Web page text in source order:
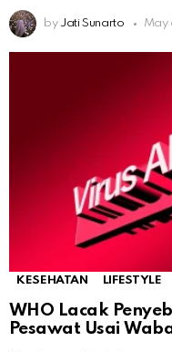
by Jati Sunarto May
KESEHATAN LIFESTYLE
WHO Lacak
Pesawat Usai